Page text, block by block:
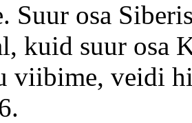
Suur osa
kuid suur osa
viibime, veidi